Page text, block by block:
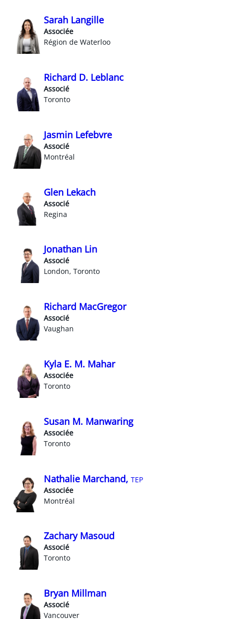
Sarah Langille
Associée
Région de Waterloo
Richard D. Leblanc
Associé
Toronto
Jasmin Lefebvre
Associé
Montréal
Glen Lekach
Associé
Regina
Jonathan Lin
Associé
London, Toronto
Richard MacGregor
Associé
Vaughan
Kyla E. M. Mahar
Associée
Toronto
Susan M. Manwaring
Associée
Toronto
Nathalie Marchand,TEP
Associée
Montréal
Zachary Masoud
Associé
Toronto
Bryan Millman
Associé
Vancouver